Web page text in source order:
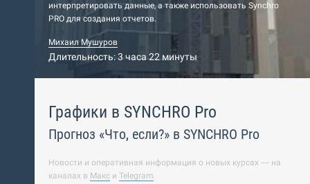
интерпретировать данные, а также использовать Synchro
PRO для создания отчетов.
Михаил Мушуров
Длительность: 3 часа 22 минуты
Графики в SYNCHRO Pro
Прогноз «Что, если?» в SYNCHRO Pro
Новости и оперативная информация о новых курсах — на
каналах в Макс и Telegram.